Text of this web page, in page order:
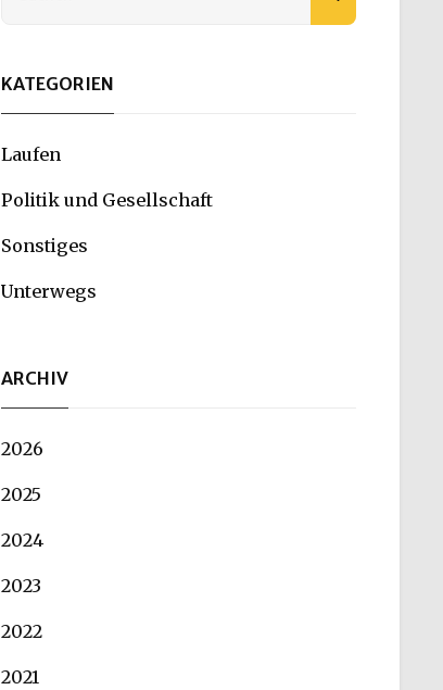
KATEGORIEN
Laufen
Politik und Gesellschaft
Sonstiges
Unterwegs
ARCHIV
2026
2025
2024
2023
2022
2021